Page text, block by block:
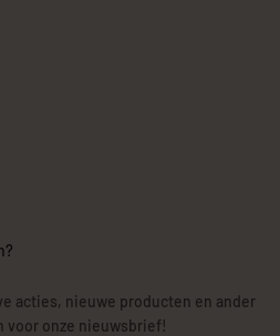
acties, nieuwe producten en ander
voor onze nieuwsbrief!